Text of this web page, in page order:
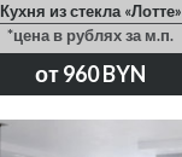
Кухня из стекла «Лотте»
*цена в рублях за м.п.
от 960 BYN